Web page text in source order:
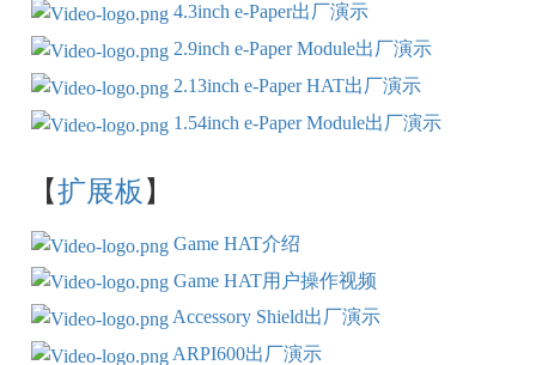
4.3inch e-Paper出厂演示
2.9inch e-Paper Module出厂演示
2.13inch e-Paper HAT出厂演示
1.54inch e-Paper Module出厂演示
【扩展板 】
Game HAT介绍
Game HAT用户操作视频
Accessory Shield出厂演示
ARPI600出厂演示